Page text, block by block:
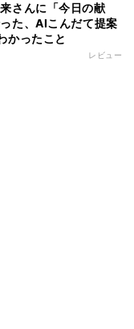
さんに「今日の献
た、AIこんだて提案
かったこと
レビュー